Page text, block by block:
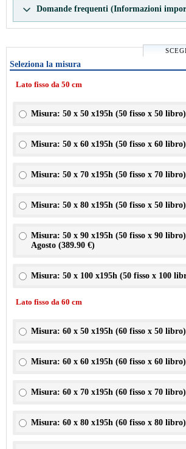
Domande frequenti (Informazioni
Seleziona la misura
Lato fisso da 50 cm
Misura: 50 x 50 x195h (50 fisso x 50
Misura: 50 x 60 x195h (50 fisso x 60
Misura: 50 x 70 x195h (50 fisso x 70
Misura: 50 x 80 x195h (50 fisso x 50
Misura: 50 x 90 x195h (50 fisso x 90
Agosto (389.90 €)
Misura: 50 x 100 x195h (50 fisso x 100
Lato fisso da 60 cm
Misura: 60 x 50 x195h (60 fisso x 50
Misura: 60 x 60 x195h (60 fisso x 60
Misura: 60 x 70 x195h (60 fisso x 70
Misura: 60 x 80 x195h (60 fisso x 80